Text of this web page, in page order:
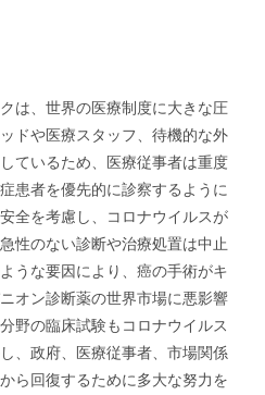
は、世界の医療制度に大きな圧
ドや医療スタッフ、待機的な外
ているため、医療従事者は重度
患者を優先的に診察するように
全を考慮し、コロナウイルスが
性のない診断や治療処置は中止
うな要因により、癌の手術がキ
オン診断薬の世界市場に悪影響
野の臨床試験もコロナウイルス
、政府、医療従事者、市場関係
ら回復するために多大な努力を